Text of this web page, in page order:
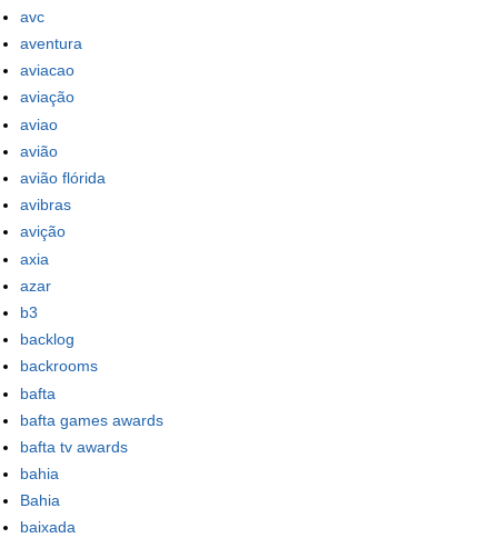
avc
aventura
aviacao
aviação
aviao
avião
avião flórida
avibras
avição
axia
azar
b3
backlog
backrooms
bafta
bafta games awards
bafta tv awards
bahia
Bahia
baixada